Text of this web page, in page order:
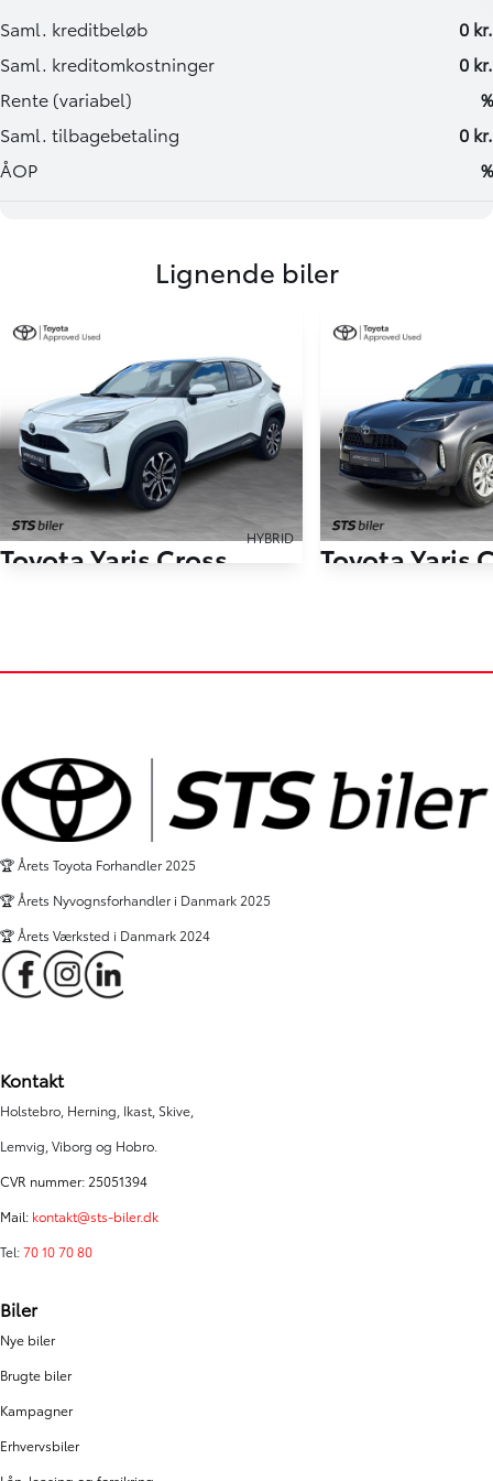
Lignende biler
HYBRID
Toyota Yaris Cross Toyota Yaris
🏆 Årets Toyota Forhandler 2025
🏆 Årets Nyvognsforhandler i Danmark 2025
🏆 Årets Værksted i Danmark 2024
Kontakt
Holstebro, Herning, Ikast, Skive,
Lemvig, Viborg og Hobro.
CVR nummer: 25051394
Mail: kontakt@sts-biler.dk
Tel:70 10 70 80
Biler
Nye biler
Brugte biler
Kampagner
Erhvervsbiler